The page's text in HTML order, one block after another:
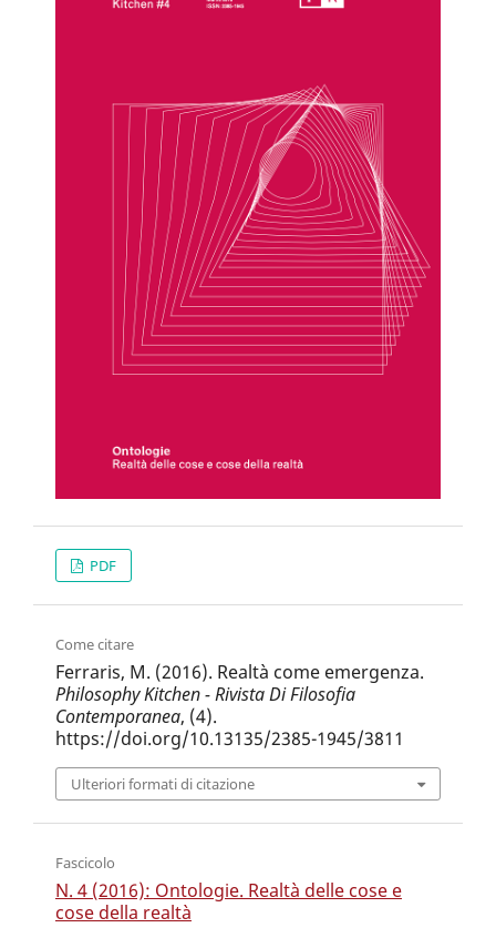
PDF
Come citare
Ferraris, M. (2016). Realtà come emergenza.
Philosophy Kitchen - Rivista Di Filosofia
Contemporanea, (4).
https://doi.org/10.13135/2385-1945/3811
Ulteriori formati di citazione
Fascicolo
N. 4 (2016): Ontologie. Realtà delle cose e
cose della realtà